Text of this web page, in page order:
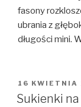
fasony
ubrania z
długości mini.
W
16 KWIETNIA
Sukienki